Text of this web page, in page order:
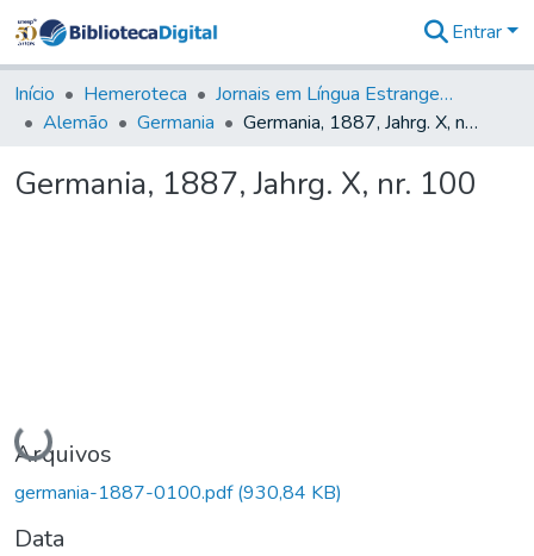
&
Coleções
Tudo na
Digital
Entrar
Início Hemeroteca
Jornais em Língua Estrangeira
Alemão
Germania Germania, 1887, Jahrg. X, nr. 100
Germania, 1887, Jahrg. X, nr. 100
Carregando...
Arquivos
germania-1887-0100.pdf(930,84 KB)
Data